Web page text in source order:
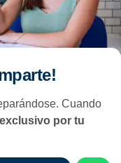
Cuando
por tu